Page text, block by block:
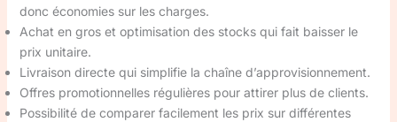
donc économies sur les charges.
Achat en gros et optimisation des stocks qui fait baisser le
prix unitaire.
Livraison directe qui simplifie la chaîne d’approvisionnement.
Offres promotionnelles régulières pour attirer plus de clients.
Possibilité de comparer facilement les prix sur différentes